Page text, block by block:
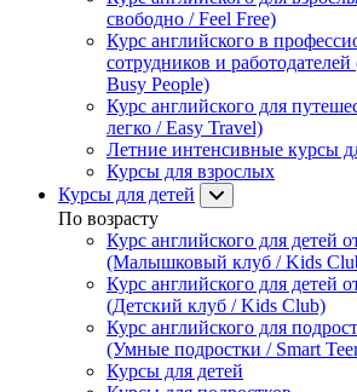
свободно / Feel Free)
Курс английского в
сотрудников и
Busy People)
Курс английского для
легко / Easy Travel)
Летние интенсивные курсы
Курсы для взрослых
Курсы для детей
По возрасту
Курс английского для детей
(Малышковый клуб / Kids
Курс английского для детей
(Детский клуб / Kids Club)
Курс английского для
(Умные подростки / Smart
Курсы для детей